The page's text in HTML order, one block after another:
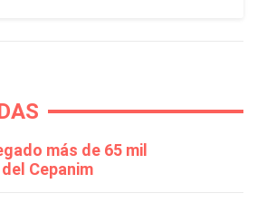
más de 65 mil
Cepanim